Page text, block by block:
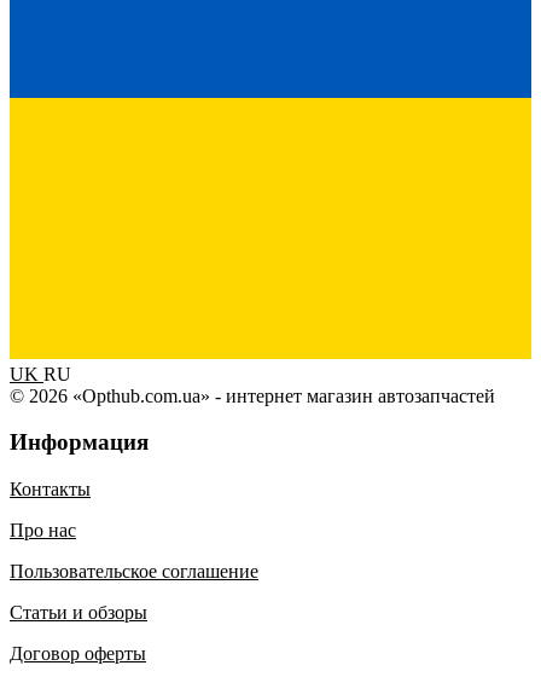
UK RU
© 2026 «Opthub.com.ua» - интернет магазин автозапчастей
Информация
Контакты
Про нас
Пользовательское соглашение
Статьи и обзоры
Договор оферты